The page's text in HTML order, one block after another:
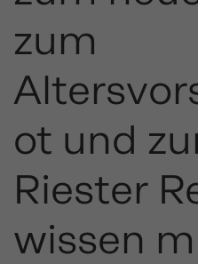
zum
ot und
Riester
wissen